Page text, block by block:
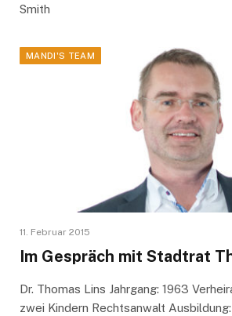
Smith
MANDI'S TEAM
11. Februar 2015
Im Gespräch mit Stadtrat
Dr. Thomas Lins Jahrgang: 1963
zwei Kindern Rechtsanwalt